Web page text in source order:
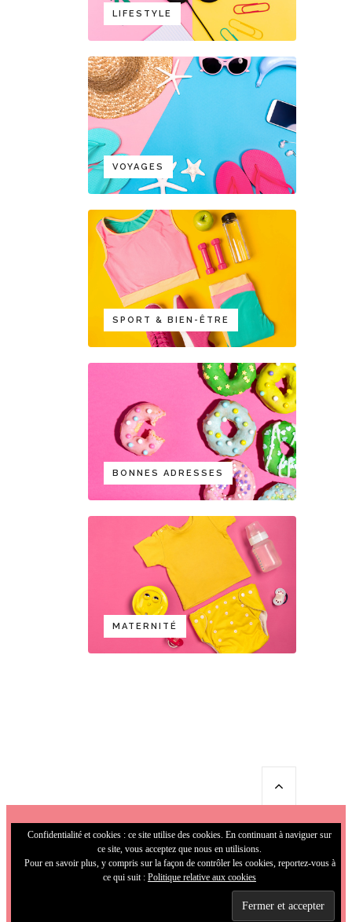
LIFESTYLE
VOYAGES
SPORT & BIEN-ÊTRE
BONNES ADRESSES
MATERNITÉ
© 2009-2026 MamaFunky. All Rights
Confidentialité et cookies : ce site utilise des cookies. En continuant à naviguer sur
ce site, vous acceptez que nous en utilisions.
Pour en savoir plus, y compris sur la façon de contrôler les cookies, reportez-vous à
ce qui suit : Politique relative aux cookies